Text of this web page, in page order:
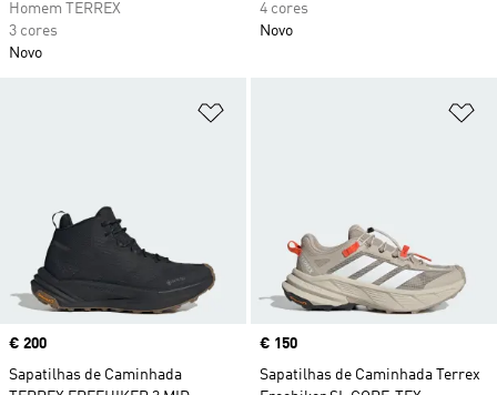
Homem TERREX
3 cores
Novo
4 cores
Novo
Price
€ 200
Sapatilhas de Caminhada
Price
€ 150
Sapatilhas de Caminhada Terrex